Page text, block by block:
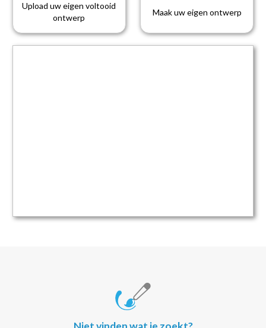
Upload uw eigen voltooid
ontwerp
Maak uw eigen ontwerp